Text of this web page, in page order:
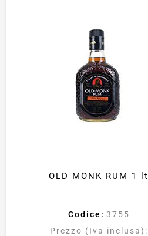
OLD MONK RUM 1 lt
Codice: 3755
Prezzo (Iva inclusa):